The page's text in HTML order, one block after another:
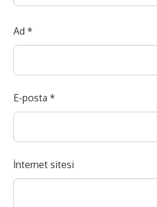
Ad*
E-posta*
İnternet sitesi